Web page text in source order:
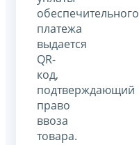
обеспечительного
платежа
выдается
QR-
код,
подтверждающий
право
ввоза
товара.